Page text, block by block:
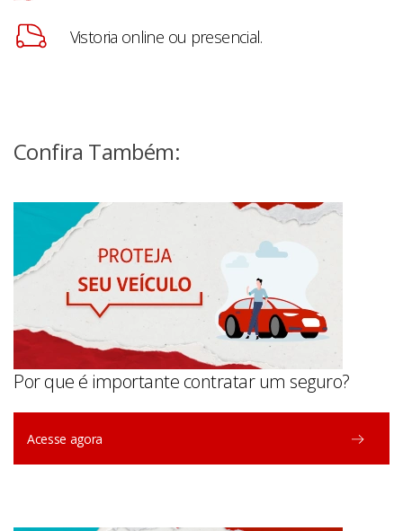
Vistoria online ou presencial.
Confira Também:
Por que é importante contratar um seguro?
Acesse agora